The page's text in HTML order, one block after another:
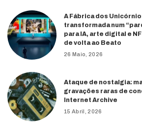
A Fábrica dos
transformada num
para IA, arte digital e
de volta ao Beato
26 Maio, 2026
Ataque de nostalgia:
gravações raras de
Internet Archive
15 Abril, 2026